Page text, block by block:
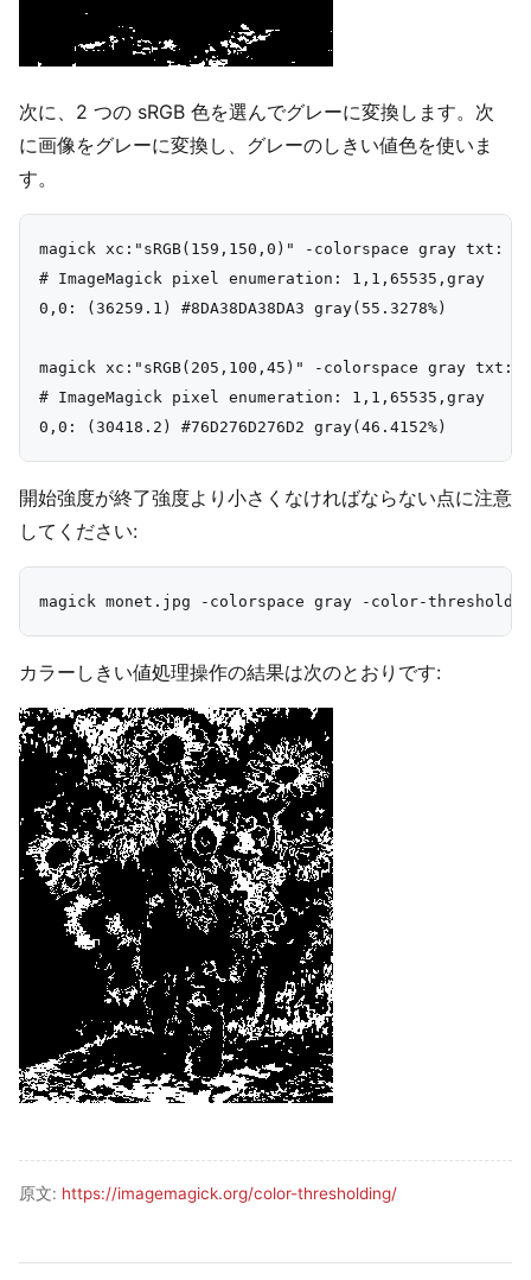
次に、2 つの sRGB 色を選んでグレーに変換します。次
に画像をグレーに変換し、グレーのしきい値色を使いま
す。
magick xc:"sRGB(159,150,0)" -colorspace gray txt:
# ImageMagick pixel enumeration: 1,1,65535,gray
0,0: (36259.1) #8DA38DA38DA3 gray(55.3278%)
magick xc:"sRGB(205,100,45)" -colorspace gray txt:
# ImageMagick pixel enumeration: 1,1,65535,gray
開始強度が終了強度より小さくなければならない点に注意
してください:
カラーしきい値処理操作の結果は次のとおりです:
原文: https://imagemagick.org/color-thresholding/